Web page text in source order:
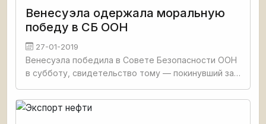
Венесуэла одержала моральную
победу в СБ ООН
27-01-2019
Венесуэла победила в Совете Безопасности ООН
в субботу, свидетельство тому — покинувший зал
Майк Помпео, считает президент страны Николас
Мадуро. Совбез